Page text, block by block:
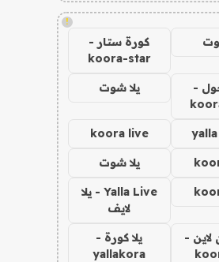
!
كورة ستار -
koora-star
-
يلا شوت
koora live
يلا شوت
Yalla Live - يلا
لايف
لاين -
يلا كورة -
yallakora